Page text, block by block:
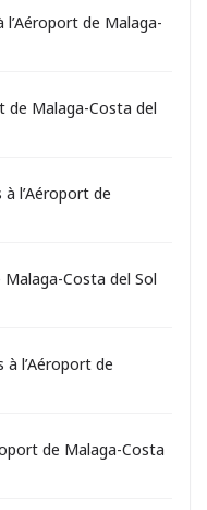
de Malaga-
de Malaga-Costa del
l’Aéroport de
Costa del Sol
l’Aéroport de
de Malaga-Costa